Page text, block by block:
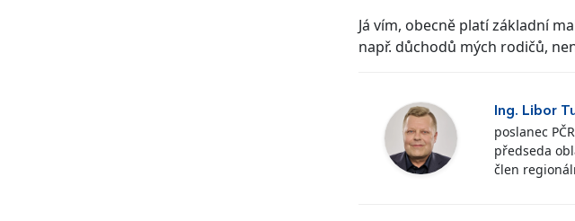
Já vím, obecně platí základní
např. důchodů mých rodičů,
Ing. Libor
poslanec PČR
předseda
člen